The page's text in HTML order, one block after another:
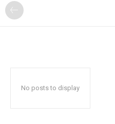
No posts to display